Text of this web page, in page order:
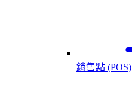
銷售點 (POS)